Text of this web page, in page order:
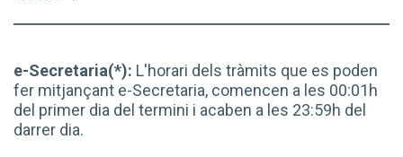
e-Secretaria(*): L'horari dels tràmits que es poden
fer mitjançant e-Secretaria, comencen a les 00:01h
del primer dia del termini i acaben a les 23:59h del
darrer dia.